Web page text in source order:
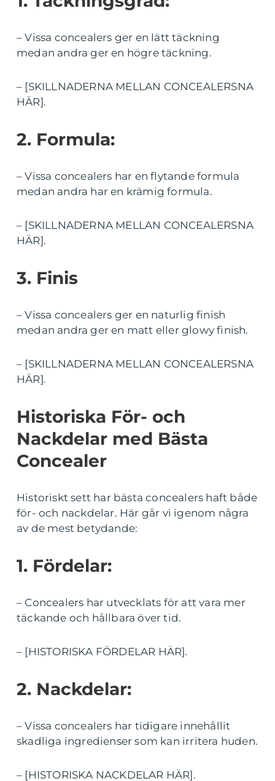
– Vissa concealers ger en lätt täckning
medan andra ger en högre täckning.
– [SKILLNADERNA MELLAN CONCEALERSNA
HÄR].
2. Formula:
– Vissa concealers har en flytande formula
medan andra har en krämig formula.
– [SKILLNADERNA MELLAN CONCEALERSNA
HÄR].
3. Finis
– Vissa concealers ger en naturlig finish
medan andra ger en matt eller glowy finish.
– [SKILLNADERNA MELLAN CONCEALERSNA
HÄR].
Historiska För- och
Nackdelar med Bästa
Concealer
Historiskt sett har bästa concealers haft både
för- och nackdelar. Här går vi igenom några
av de mest betydande:
1. Fördelar:
– Concealers har utvecklats för att vara mer
täckande och hållbara över tid.
– [HISTORISKA FÖRDELAR HÄR].
2. Nackdelar:
– Vissa concealers har tidigare innehållit
skadliga ingredienser som kan irritera huden.
– [HISTORISKA NACKDELAR HÄR].